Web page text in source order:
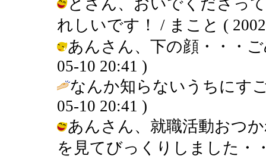
れしいです！ / まこと (
あんさん、下の顔・・・
05-10 20:41 )
なんか知らないうちにす
05-10 20:41 )
あんさん、就職活動おつ
を見てびっくりしました・